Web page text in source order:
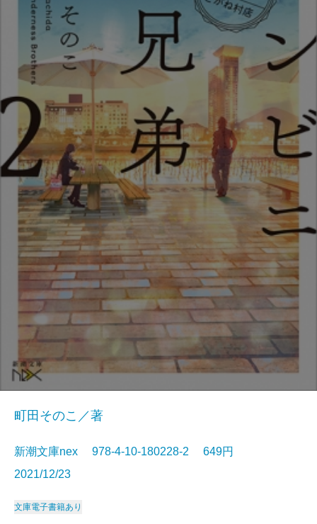
町田そのこ／著
新潮文庫nex 978-4-10-180228-2 649円
2021/12/23
文庫電子書籍あり